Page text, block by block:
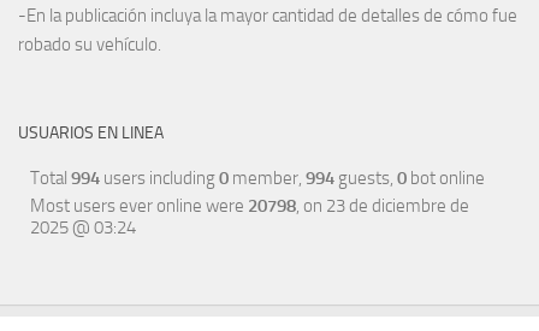
-En la publicación incluya la mayor cantidad de detalles de cómo fue
robado su vehículo.
USUARIOS EN LINEA
Total 994 users including0 member, 994 guests, 0 bot online
Most users ever online were 20798, on 23 de diciembre de
2025 @ 03:24